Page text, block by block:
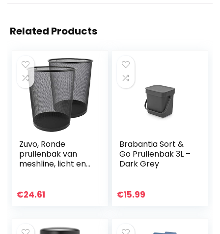
Related Products
Zuvo, Ronde
prullenbak van
meshline, licht en
€24.61
Brabantia Sort &
Go Prullenbak 3L –
Dark Grey
€15.99